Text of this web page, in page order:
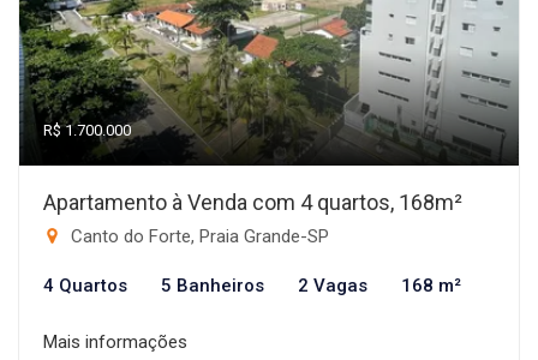
R$ 1.700.000
Apartamento à Venda com 4 quartos, 168m²
Canto do Forte, Praia Grande-SP
4 Quartos 5 Banheiros 2 Vagas 168 m²
Mais informações